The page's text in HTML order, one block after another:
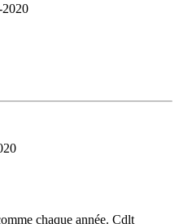
chaque année. Cdlt